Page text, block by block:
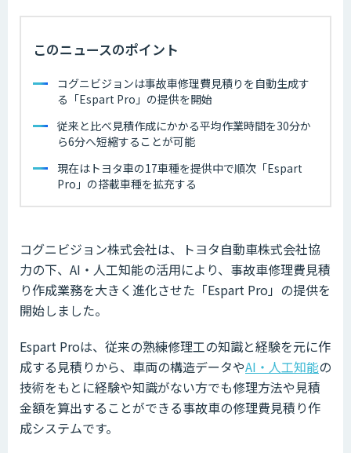
このニュースのポイント
コグニビジョンは事故車修理費見積りを自動生成す
る「Espart Pro」の提供を開始
従来と比べ見積作成にかかる平均作業時間を30分か
ら6分へ短縮することが可能
現在はトヨタ車の17車種を提供中で順次「Espart
Pro」の搭載車種を拡充する
コグニビジョン株式会社は、トヨタ自動車株式会社協
力の下、AI・人工知能の活用により、事故車修理費見積
り作成業務を大きく進化させた「Espart Pro」の提供を
開始しました。
Espart Proは、従来の熟練修理工の知識と経験を元に作
成する見積りから、車両の構造データやAI・人工知能の
技術をもとに経験や知識がない方でも修理方法や見積
金額を算出することができる事故車の修理費見積り作
成システムです。